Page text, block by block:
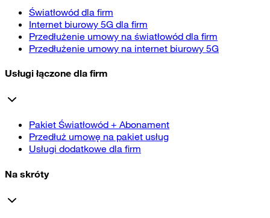
Światłowód dla firm
Internet biurowy 5G dla firm
Przedłużenie umowy na światłowód dla firm
Przedłużenie umowy na internet biurowy 5G
Usługi łączone dla firm
Pakiet Światłowód + Abonament
Przedłuż umowę na pakiet usług
Usługi dodatkowe dla firm
Na skróty